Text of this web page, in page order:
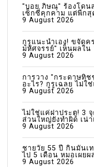
"บอย ภิษณุ" ร้องโดน
เซ็กซี่คุกคาม แต่พีกสุ
9 August 2026
กูรูแนะนำเอง! ขจัดค
มหัศจรรย์" เห็นผลใน
9 August 2026
การวาง "กระดาษทิ
อะไร? กูรูเฉลย ไม่ใ
9 August 2026
ไม่ใช่แค่ฝาประตู! 3
ส่วนใหญ่ยังทำผิด เน่
9 August 2026
ชายวัย 55 ปี กินมันเ
ไป 5 เดือน หมอเผยผ
9 August 2026